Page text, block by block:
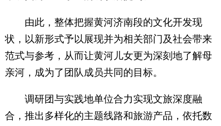
由此，整体把握黄河济南段的文化开发现
状，以新形式予以展现并为相关部门及社会带来
范式与参考，从而让黄河儿女更为深刻地了解母
亲河，成为了团队成员共同的目标。
调研团与实践地单位合力实现文旅深度融
合，推出多样化的主题线路和旅游产品，依托数